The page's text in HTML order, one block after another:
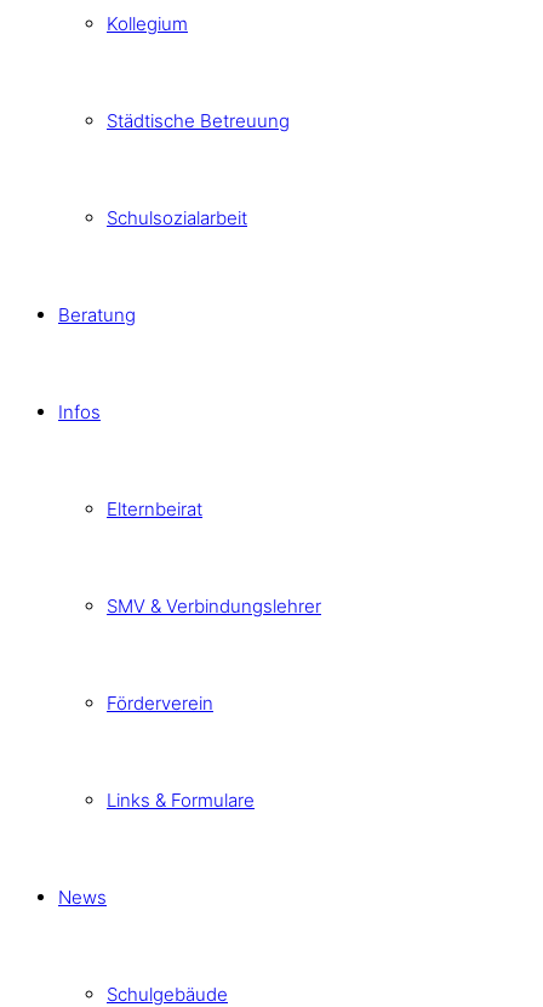
Kollegium
Städtische Betreuung
Schulsozialarbeit
Beratung
Infos
Elternbeirat
SMV & Verbindungslehrer
Förderverein
Links & Formulare
News
Schulgebäude